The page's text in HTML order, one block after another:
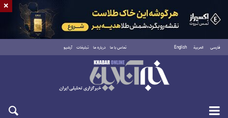
فارسی العربية English تماس با ما درباره ما تبلیغات آرشیو
پنجشنبه ۱۵ مرداد ۱۴۰۵
×